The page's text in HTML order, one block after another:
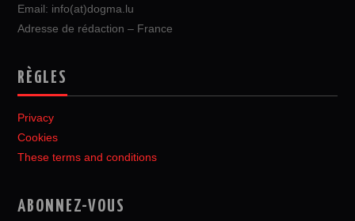
Email: info(at)dogma.lu
Adresse de rédaction – France
RÈGLES
Privacy
Cookies
These terms and conditions
ABONNEZ-VOUS